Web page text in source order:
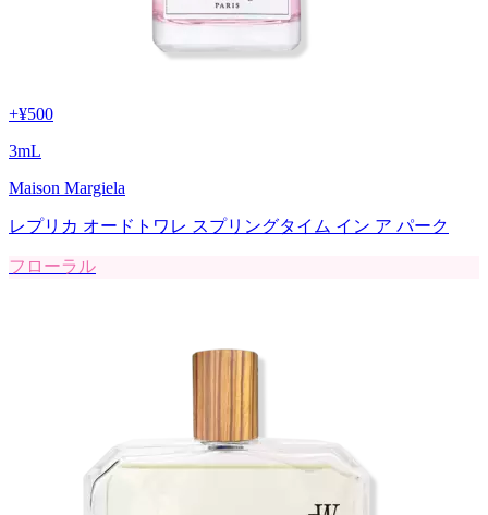
+¥500
3mL
Maison Margiela
レプリカ オードトワレ スプリングタイム イン ア パーク
フローラル